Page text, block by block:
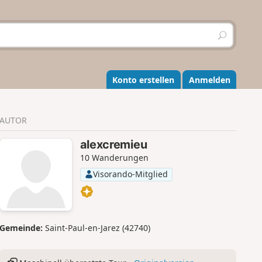
S
u
h
e
n
Konto erstellen Anmelden
AUTOR
alexcremieu
10 Wanderungen
Visorando-Mitglied
Gemeinde: Saint-Paul-en-Jarez (42740)